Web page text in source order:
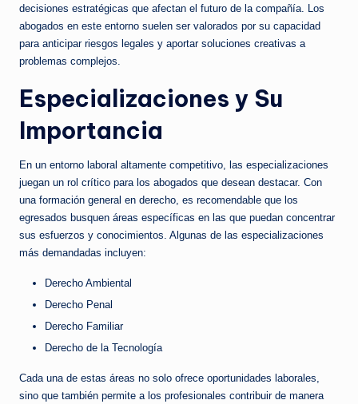
decisiones estratégicas que afectan el futuro de la compañía. Los
abogados en este entorno suelen ser valorados por su capacidad
para anticipar riesgos legales y aportar soluciones creativas a
problemas complejos.
Especializaciones y Su
Importancia
En un entorno laboral altamente competitivo, las especializaciones
juegan un rol crítico para los abogados que desean destacar. Con
una formación general en derecho, es recomendable que los
egresados busquen áreas específicas en las que puedan concentrar
sus esfuerzos y conocimientos. Algunas de las especializaciones
más demandadas incluyen:
Derecho Ambiental
Derecho Penal
Derecho Familiar
Derecho de la Tecnología
Cada una de estas áreas no solo ofrece oportunidades laborales,
sino que también permite a los profesionales contribuir de manera